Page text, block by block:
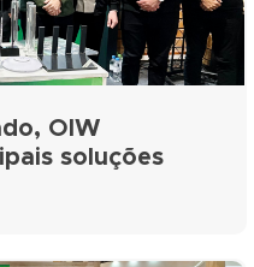
OIW
soluções